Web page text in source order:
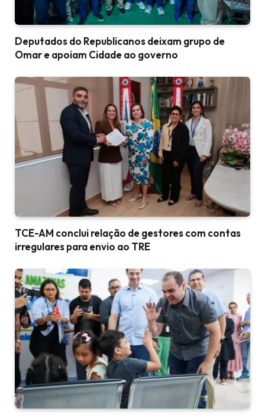
Deputados do Republicanos deixam grupo de
Omar e apoiam Cidade ao governo
TCE-AM conclui relação de gestores com contas
irregulares para envio ao TRE